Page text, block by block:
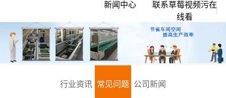
企业文化
创始人说
公司环境
倍速链组装线
滚筒输送流水线
草莓视频APP黄色
链板流水线
皮带流水线
新闻中心
行业资讯
常见问题
公司新闻
联系草莓视频污在
线看
行业资讯 常见问题 公司新闻